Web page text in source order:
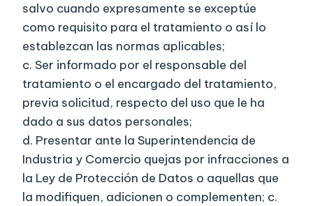
salvo cuando expresamente se exceptúe
como requisito para el tratamiento o así lo
establezcan las normas aplicables;
c. Ser informado por el responsable del
tratamiento o el encargado del tratamiento,
previa solicitud, respecto del uso que le ha
dado a sus datos personales;
d. Presentar ante la Superintendencia de
Industria y Comercio quejas por infracciones a
la Ley de Protección de Datos o aquellas que
la modifiquen, adicionen o complementen; c.